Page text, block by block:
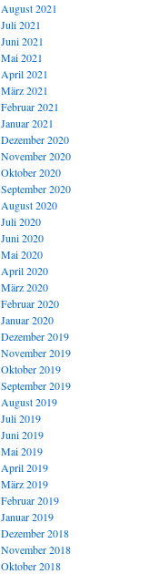
August 2021
Juli 2021
Juni 2021
Mai 2021
April 2021
März 2021
Februar 2021
Januar 2021
Dezember 2020
November 2020
Oktober 2020
September 2020
August 2020
Juli 2020
Juni 2020
Mai 2020
April 2020
März 2020
Februar 2020
Januar 2020
Dezember 2019
November 2019
Oktober 2019
September 2019
August 2019
Juli 2019
Juni 2019
Mai 2019
April 2019
März 2019
Februar 2019
Januar 2019
Dezember 2018
November 2018
Oktober 2018